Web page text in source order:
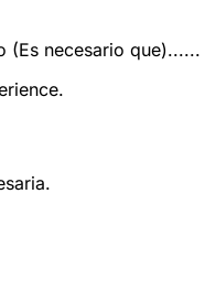
(Es necesario que)......